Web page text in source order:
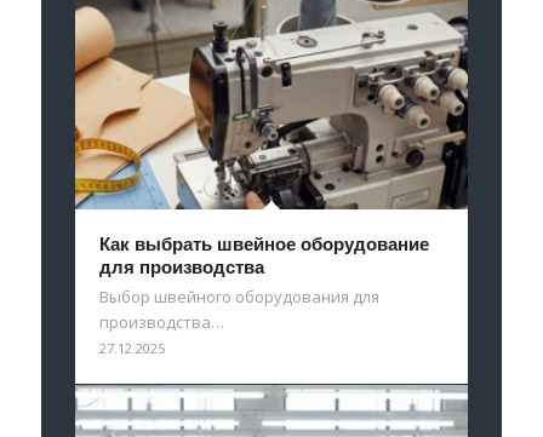
Как выбрать швейное оборудование
для производства
Выбор швейного оборудования для
производства…
27.12.2025